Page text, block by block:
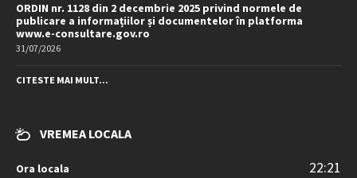
ORDIN nr. 1128 din 2 decembrie 2025 privind normele de
publicare a informațiilor și documentelor în platforma
www.e-consultare.gov.ro
31/07/2026
CITESTE MAI MULT...
VREMEA LOCALA
Ora locala 22:21